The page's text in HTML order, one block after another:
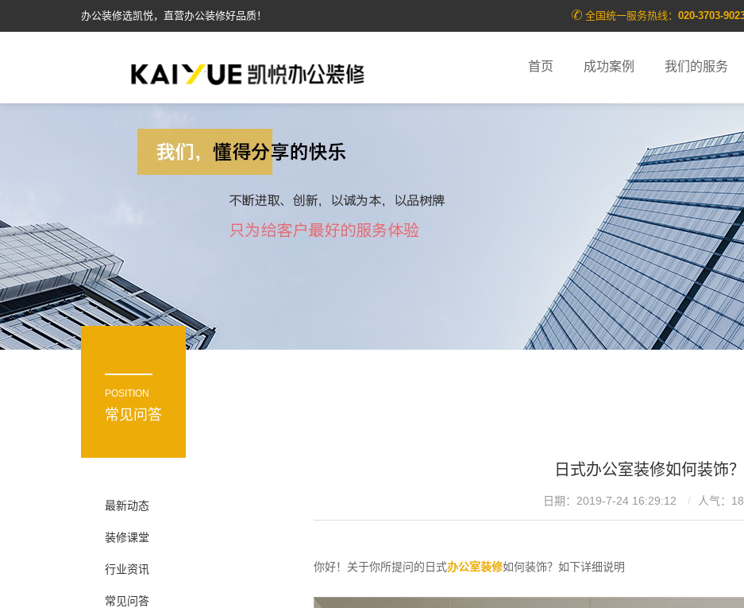
办公装修选凯悦，直营办公装修好品质！ 全国统一服务热线： 020-3703-
首页 成功案例 我们的服务
POSITION
常见问答
最新动态
装修课堂
行业资讯
常见问答
日式办公室装修如何装饰？
日期：2019-7-24 16:29:12 人气：
你好！关于你所提问的日式办公室装修如何装饰？如下详细说明